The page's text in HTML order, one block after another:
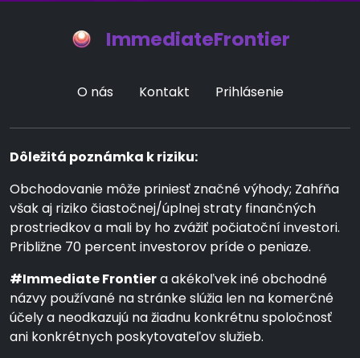
ImmediateFrontier
O nás Kontakt Prihlásenie
Dôležitá poznámka k riziku:
Obchodovanie môže priniesť značné výhody; Zahŕňa
však aj riziko čiastočnej/úplnej straty finančných
prostriedkov a mali by ho zvážiť počiatoční investori.
Približne 70 percent investorov príde o peniaze.
#Immediate Frontiera akékoľvek iné obchodné
názvy používané na stránke slúžia len na komerčné
účely a neodkazujú na žiadnu konkrétnu spoločnosť
ani konkrétnych poskytovateľov služieb.